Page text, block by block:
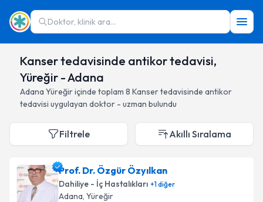
Doktor, klinik ara...
Kanser tedavisinde antikor tedavisi,
Yüreğir - Adana
Adana Yüreğiriçinde toplam 8 Kanser tedavisinde antikor
tedavisi uygulayan doktor - uzman bulundu
Filtrele Akıllı Sıralama
Prof. Dr. Özgür Özyılkan
Dahiliye - İç Hastalıkları +1diğer
Adana, Yüreğir